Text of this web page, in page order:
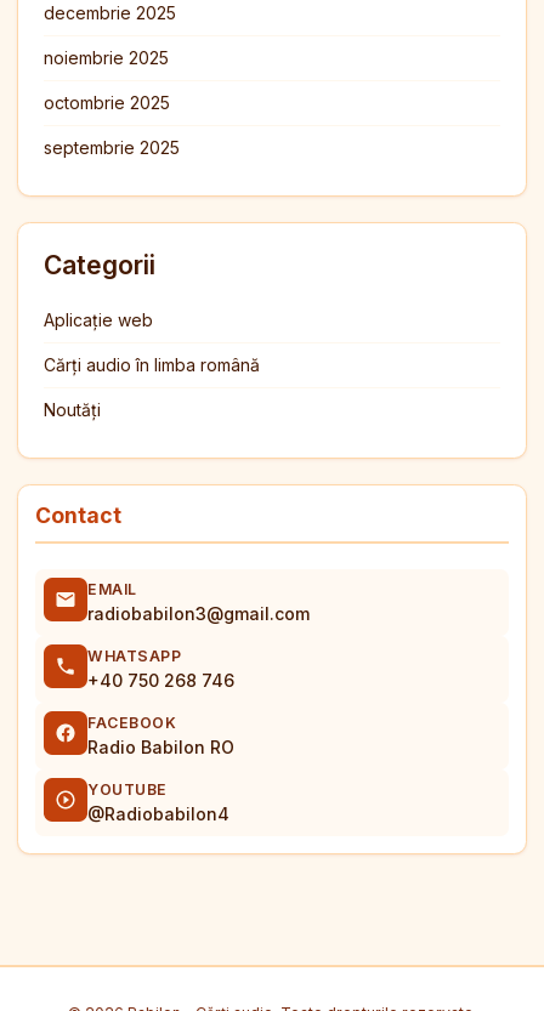
decembrie 2025
noiembrie 2025
octombrie 2025
septembrie 2025
Categorii
Aplicație web
Cărți audio în limba română
Noutăți
Contact
EMAIL
radiobabilon3@gmail.com
WHATSAPP
+40 750 268 746
FACEBOOK
Radio Babilon RO
YOUTUBE
@Radiobabilon4